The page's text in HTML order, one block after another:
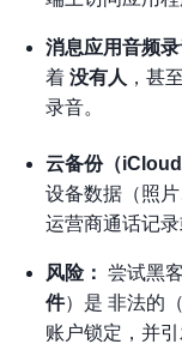
消息应用音频录
着 没有人 ，甚
录音。
云备份（
设备数据（照
运营商通话记录
风险： 尝试黑
件）是 非法的
账户锁定，并引